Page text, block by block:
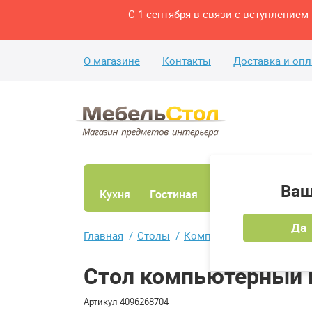
С 1 сентября в связи с
О магазине Контакты Доставка и
Да
Кухня Гостиная
Главная Столы Компьютерные столы
Стол
Артикул 4096268704